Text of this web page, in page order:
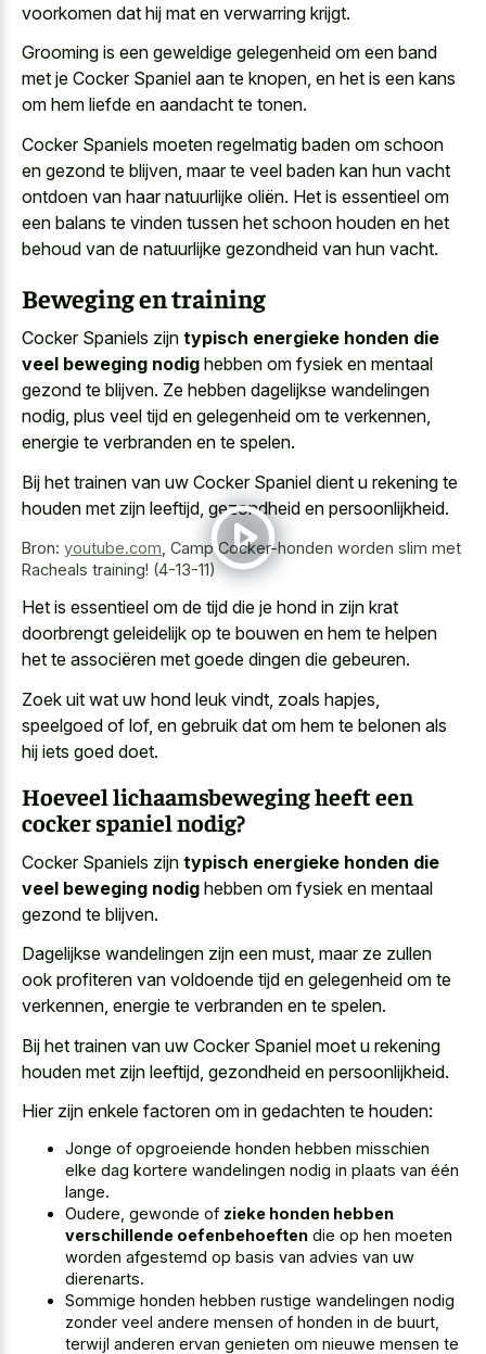
voorkomen dat hij mat en verwarring krijgt.
Grooming is een geweldige gelegenheid om een band
met je Cocker Spaniel aan te knopen, en het is een kans
om hem liefde en aandacht te tonen.
Cocker Spaniels moeten regelmatig baden om schoon
en gezond te blijven, maar te veel baden kan hun vacht
ontdoen van haar natuurlijke oliën. Het is essentieel om
een balans te vinden tussen het schoon houden en het
behoud van de natuurlijke gezondheid van hun vacht.
Beweging en training
Cocker Spaniels zijn typisch energieke honden die
veel beweging nodig hebben om fysiek en mentaal
gezond te blijven. Ze hebben dagelijkse wandelingen
nodig, plus veel tijd en gelegenheid om te verkennen,
energie te verbranden en te spelen.
Bij het trainen van uw Cocker Spaniel dient u rekening te
houden met zijn leeftijd, gezondheid en persoonlijkheid.
Bron: youtube.com Camp Cocker-honden worden slim met
Racheals training! (4-13-11)
Het is essentieel om de tijd die je hond in zijn krat
doorbrengt geleidelijk op te bouwen en hem te helpen
het te associëren met goede dingen die gebeuren.
Zoek uit wat uw hond leuk vindt, zoals hapjes,
speelgoed of lof, en gebruik dat om hem te belonen als
hij iets goed doet.
Hoeveel lichaamsbeweging heeft een
cocker spaniel nodig?
Cocker Spaniels zijn typisch energieke honden die
veel beweging nodig hebben om fysiek en mentaal
gezond te blijven.
Dagelijkse wandelingen zijn een must, maar ze zullen
ook profiteren van voldoende tijd en gelegenheid om te
verkennen, energie te verbranden en te spelen.
Bij het trainen van uw Cocker Spaniel moet u rekening
houden met zijn leeftijd, gezondheid en persoonlijkheid.
Hier zijn enkele factoren om in gedachten te houden:
Jonge of opgroeiende honden hebben misschien
elke dag kortere wandelingen nodig in plaats van één
lange.
Oudere, gewonde of zieke honden hebben
verschillende oefenbehoeften die op hen moeten
worden afgestemd op basis van advies van uw
dierenarts.
Sommige honden hebben rustige wandelingen nodig
zonder veel andere mensen of honden in de buurt,
terwijl anderen ervan genieten om nieuwe mensen te